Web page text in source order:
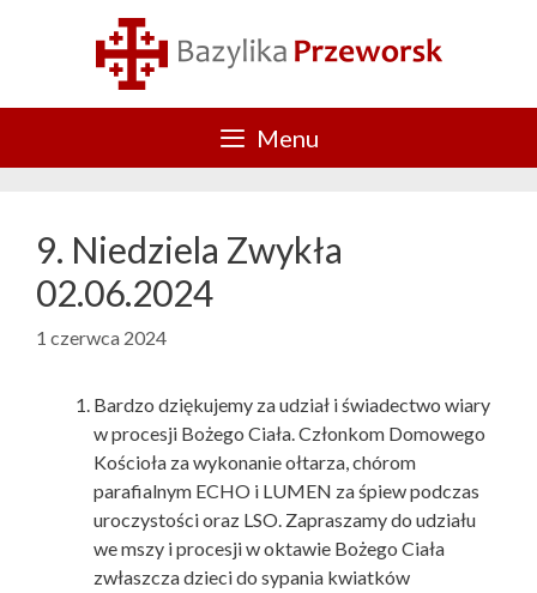
Menu
9. Niedziela Zwykła
02.06.2024
1 czerwca 2024
Bardzo dziękujemy za udział i świadectwo wiary
w procesji Bożego Ciała. Członkom Domowego
Kościoła za wykonanie ołtarza, chórom
parafialnym ECHO i LUMEN za śpiew podczas
uroczystości oraz LSO. Zapraszamy do udziału
we mszy i procesji w oktawie Bożego Ciała
zwłaszcza dzieci do sypania kwiatków